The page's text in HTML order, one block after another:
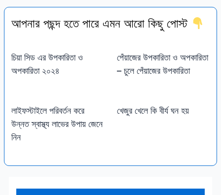
আপনার পছন্দ হতে পারে এমন আরো কিছু পোস্ট
চিয়া সিড এর উপকারিতা ও
অপকারিতা ২০২৪
পেঁয়াজের উপকারিতা ও অপকারিতা
– চুলে পেঁয়াজের উপকারিতা
লাইফস্টাইলে পরিবর্তন করে
উন্নত স্বাস্থ্য লাভের উপায় জেনে
নিন
খেজুর খেলে কি বীর্য ঘন হয়